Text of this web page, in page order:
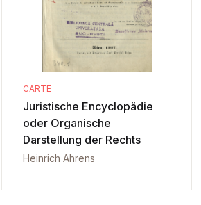
CARTE
Juristische Encyclopädie
oder Organische
Darstellung der Rechts
Heinrich Ahrens